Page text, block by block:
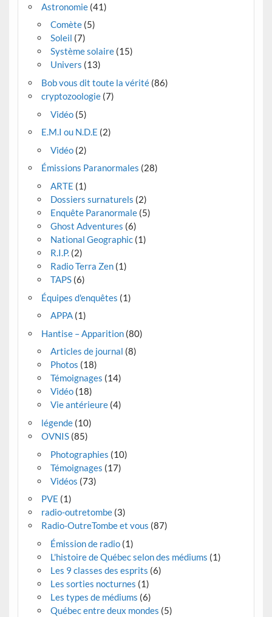
Astronomie(41)
Comète(5)
Soleil (7)
Système solaire(15)
Univers (13)
Bob vous dit toute la vérité(86)
cryptozoologie(7)
Vidéo(5)
E.M.I ou N.D.E (2)
Vidéo(2)
Émissions Paranormales (28)
ARTE (1)
Dossiers surnaturels (2)
Enquête Paranormale(5)
Ghost Adventures (6)
National Geographic(1)
R.I.P.(2)
Radio Terra Zen(1)
TAPS(6)
Équipes d'enquêtes (1)
APPA(1)
Hantise – Apparition(80)
Articles de journal (8)
Photos (18)
Témoignages (14)
Vidéo(18)
Vie antérieure(4)
légende(10)
OVNIS(85)
Photographies (10)
Témoignages (17)
Vidéos (73)
PVE (1)
radio-outretombe(3)
Radio-OutreTombe et vous (87)
Émission de radio(1)
L'histoire de Québec selon des médiums (1)
Les 9 classes des esprits (6)
Les sorties nocturnes (1)
Les types de médiums (6)
Québec entre deux mondes (5)